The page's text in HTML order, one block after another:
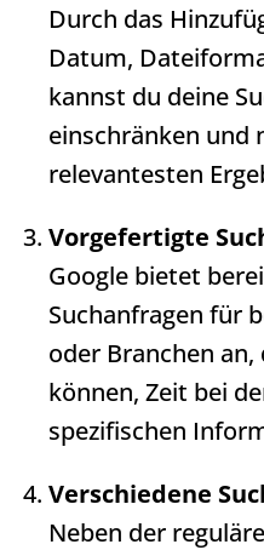
Durch das
Datum,
kannst du deine
einschränken und
relevantesten
Vorgefertigte
Google bietet
Suchanfragen für
oder Branchen
können, Zeit bei
spezifischen
Verschiedene
Neben der